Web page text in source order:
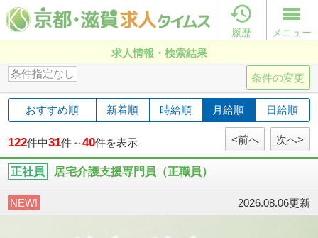

履歴 メニュー
求人情報・検索結果
条件の変更
条件指定なし
おすすめ順 新着順 時給順 月給順 日給順
122件中31件～40件を表示 <前へ 次へ>
正社員 居宅介護支援専門員（正職員）
NEW! 2026.08.06更新